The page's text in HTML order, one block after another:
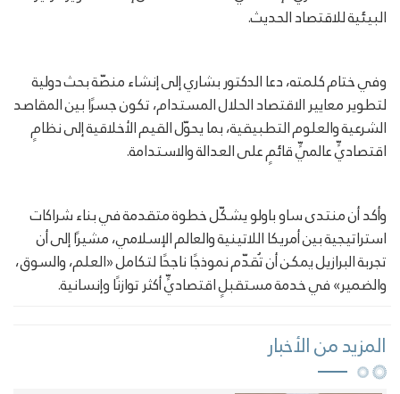
البيئية للاقتصاد الحديث.
وفي ختام كلمته، دعا الدكتور بشاري إلى إنشاء منصّة بحث دولية
لتطوير معايير الاقتصاد الحلال المستدام، تكون جسرًا بين المقاصد
الشرعية والعلوم التطبيقية، بما يحوّل القيم الأخلاقية إلى نظامٍ
اقتصاديٍّ عالميٍّ قائمٍ على العدالة والاستدامة.
وأكد أن منتدى ساو باولو يشكّل خطوة متقدمة في بناء شراكات
استراتيجية بين أمريكا اللاتينية والعالم الإسلامي، مشيرًا إلى أن
تجربة البرازيل يمكن أن تُقدّم نموذجًا ناجحًا لتكامل «العلم، والسوق،
والضمير» في خدمة مستقبلٍ اقتصاديٍّ أكثر توازنًا وإنسانية.
المزيد من الأخبار